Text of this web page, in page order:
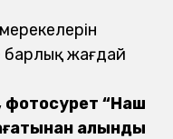
барлық жағдай
“Наш
алынды